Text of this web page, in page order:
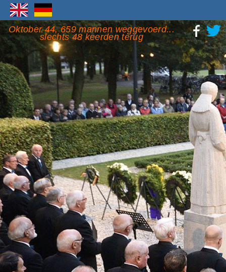
Oktober 44, 659 mannen weggevoerd...
slechts 48 keerden terug